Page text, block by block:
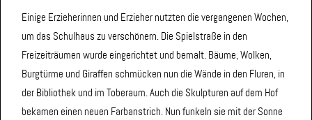
Einige Erzieherinnen und Erzieher nutzten die vergangenen Wochen,
um das Schulhaus zu verschönern. Die Spielstraße in den
Freizeiträumen wurde eingerichtet und bemalt. Bäume, Wolken,
Burgtürme und Giraffen schmücken nun die Wände in den Fluren, in
der Bibliothek und im Toberaum. Auch die Skulpturen auf dem Hof
bekamen einen neuen Farbanstrich. Nun funkeln sie mit der Sonne